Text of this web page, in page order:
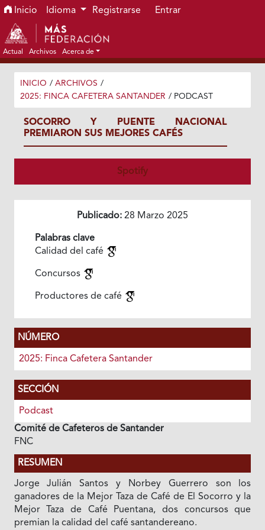
Ir al menú de navegación principal
Ir al contenido principal
Ir al pie de página del sitio
Inicio Idioma Registrarse Entrar
Actual Archivos Acerca de
INICIO / ARCHIVOS /
2025: FINCA CAFETERA SANTANDER / PODCAST
SOCORRO Y PUENTE NACIONAL
PREMIARON SUS MEJORES CAFÉS
Spotify
Publicado: 28 Marzo 2025
Palabras clave
Calidad del café
Concursos
Productores de café
NÚMERO
2025: Finca Cafetera Santander
SECCIÓN
Podcast
Comité de Cafeteros de Santander
FNC
RESUMEN
Jorge Julián Santos y Norbey Guerrero son los
ganadores de la Mejor Taza de Café de El Socorro y la
Mejor Taza de Café Puentana, dos concursos que
premian la calidad del café santandereano.